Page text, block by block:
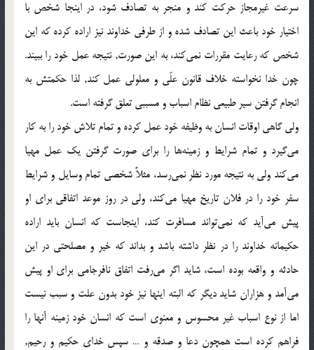
سرعت غيرمجاز حركت ‌كند و منجر به تصادف ‌شود، در اينجا شخص با
اختيار خود باعث اين تصادف شده و از طرفي خداوند نيز اراده كرده كه اين
شخص كه رعايت مقررات نمي‌كند، به اين صورت, نتيجه عمل خود را ببيند.
چون خدا نخواسته خلاف قانون علّي و معلولي عمل کند, لذا حکمتش به
انجام گرفتن سير طبيعي نظام اسباب و مسببي تعلق گرفته است.
ولي گاهي اوقات انسان به وظيفه خود عمل كرده و تمام تلاش خود را به كار
مي‌گيرد و تمام شرايط و زمينه‌ها را براي صورت گرفتن يك عمل مهيا
مي‌كند ولي به نتيجه مورد نظر نمي‌رسد، مثلاً شخصي تمام وسايل و شرايط
سفر خود را در فلان تاريخ مهيا مي‌كند،‌ ولي در روز موعد اتفاقي براي او
پيش مي‌آيد كه نمي‌تواند مسافرت كند، اينجاست كه انسان بايد اراده
حكيمانه خداوند را در نظر داشته باشد و بداند كه خير و مصلحتي در اين
حادثه و واقعه بوده است، ‌شايد اگر مي‌رفت اتفاق نافرجامي براي او پيش
مي‌آمد و هزاران شايد ديگر که البته اينها نيز خود بدون علت و سبب نيست
اما از نوع اسباب غير محسوس و معنوي است که انسان خود زمينه آنها را
فراهم کرده است همچون دعا و صدقه و … سپس خداي حکيم و رحيم,